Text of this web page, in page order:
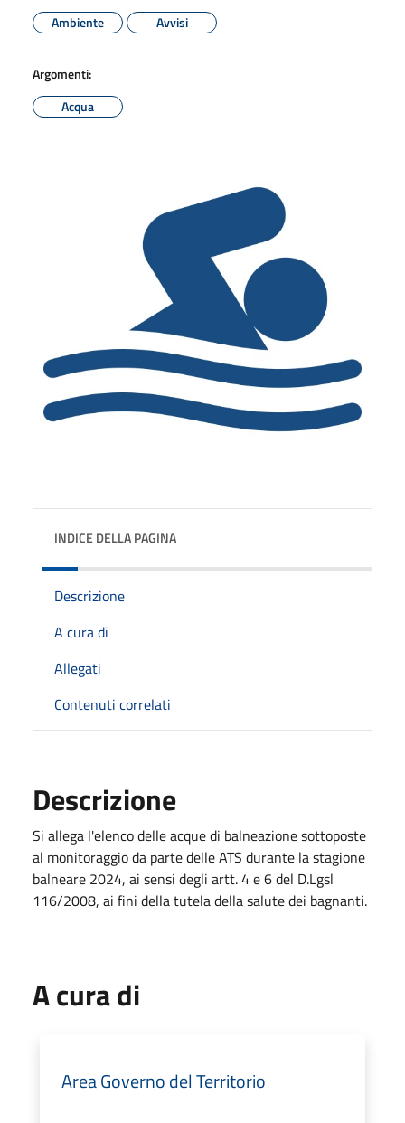
Ambiente
Avvisi
Argomenti:
Acqua
INDICE DELLA PAGINA
Descrizione
A cura di
Allegati
Contenuti correlati
Descrizione
Si allega l'elenco delle acque di balneazione sottoposte
al monitoraggio da parte delle ATS durante la stagione
balneare 2024, ai sensi degli artt. 4 e 6 del D.Lgsl
116/2008, ai fini della tutela della salute dei bagnanti.
A cura di
Area Governo del Territorio